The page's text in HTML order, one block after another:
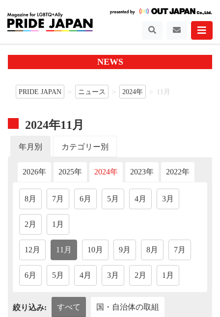
NEWS
PRIDE JAPAN ニュース 2024年 11月
2024年11月
年月別 カテゴリー別
2026年 2025年 2024年 2023年 2022年
8月 7月 6月 5月 4月 3月
2月 1月
12月 11月 10月 9月 8月 7月
6月 5月 4月 3月 2月 1月
絞り込み: すべて 国・自治体の取組